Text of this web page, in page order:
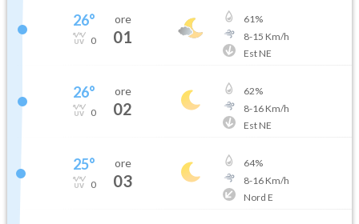
26°
0
ore
01
61%
8-15 Km/h
Est NE
26°
0
ore
02
62%
8-16Km/h
Est NE
25°
0
ore
03
64%
8-16Km/h
Nord E